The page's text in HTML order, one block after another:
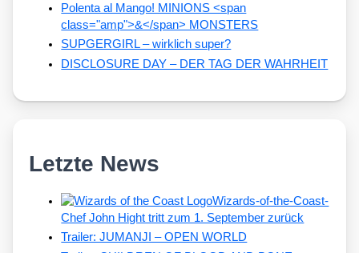
Polenta al Mango! MINIONS <span
class="amp">&</span> MONSTERS
SUPGERGIRL – wirklich super?
DISCLOSURE DAY – DER TAG DER WAHRHEIT
Letzte News
Wizards-of-the-Coast-
Chef John Hight tritt zum 1. September zurück
Trailer: JUMANJI – OPEN WORLD